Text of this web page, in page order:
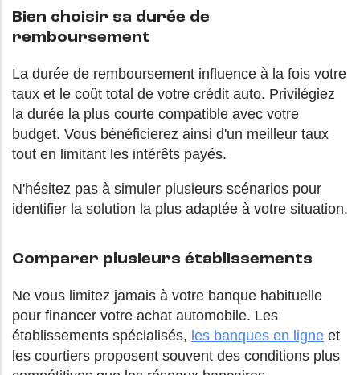
Bien choisir sa durée de
remboursement
La durée de remboursement influence à la fois votre
taux et le coût total de votre crédit auto. Privilégiez
la durée la plus courte compatible avec votre
budget. Vous bénéficierez ainsi d'un meilleur taux
tout en limitant les intérêts payés.
N'hésitez pas à simuler plusieurs scénarios pour
identifier la solution la plus adaptée à votre situation.
Comparer plusieurs établissements
Ne vous limitez jamais à votre banque habituelle
pour financer votre achat automobile. Les
établissements spécialisés, les banques en ligne et
les courtiers proposent souvent des conditions plus